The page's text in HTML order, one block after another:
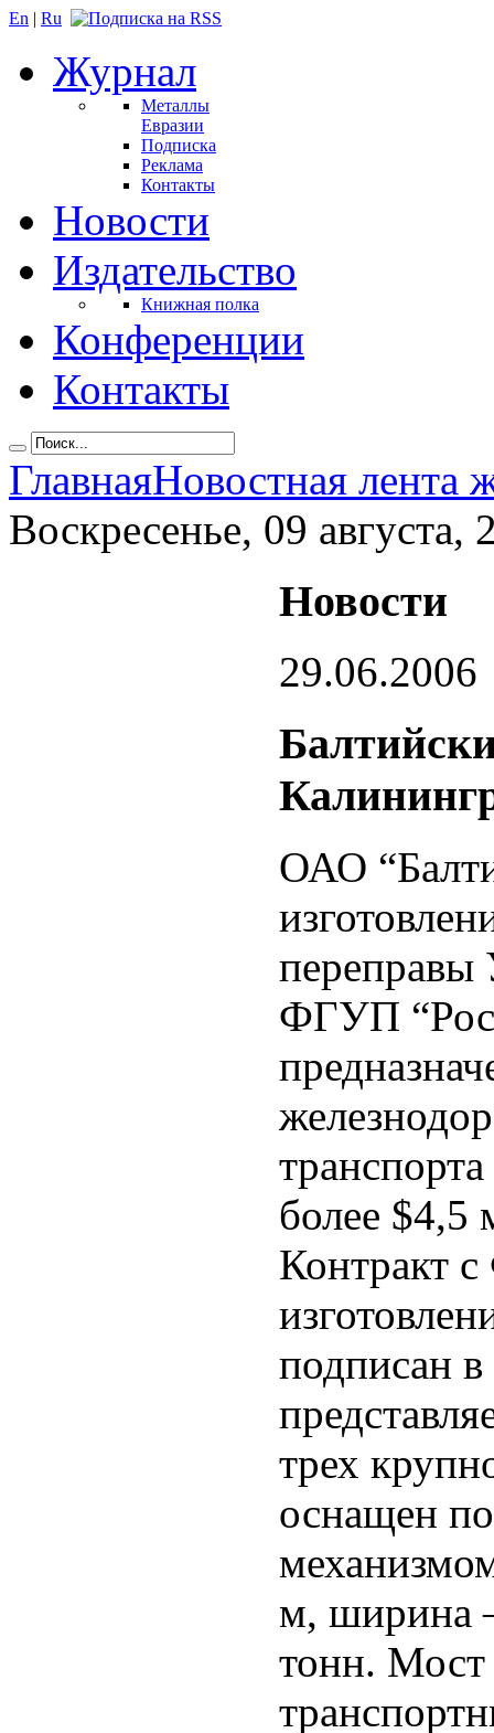
En | Ru
Журнал
Металлы
Евразии
Подписка
Реклама
Контакты
Новости
Издательство
Книжная полка
Конференции
Контакты
ГлавнаяНовостная лента
Воскресенье, 09 августа,
Новости
29.06.2006
ОАО
переправы
ФГУП
более $4,5
Контракт
подписан
трех
оснащен
м, ширина
тонн. Мост